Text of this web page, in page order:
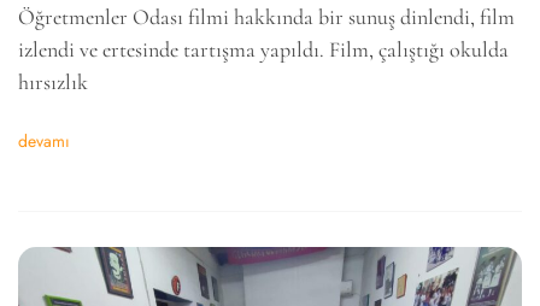
Öğretmenler Odası filmi hakkında bir sunuş dinlendi, film
izlendi ve ertesinde tartışma yapıldı. Film, çalıştığı okulda
hırsızlık
devamı